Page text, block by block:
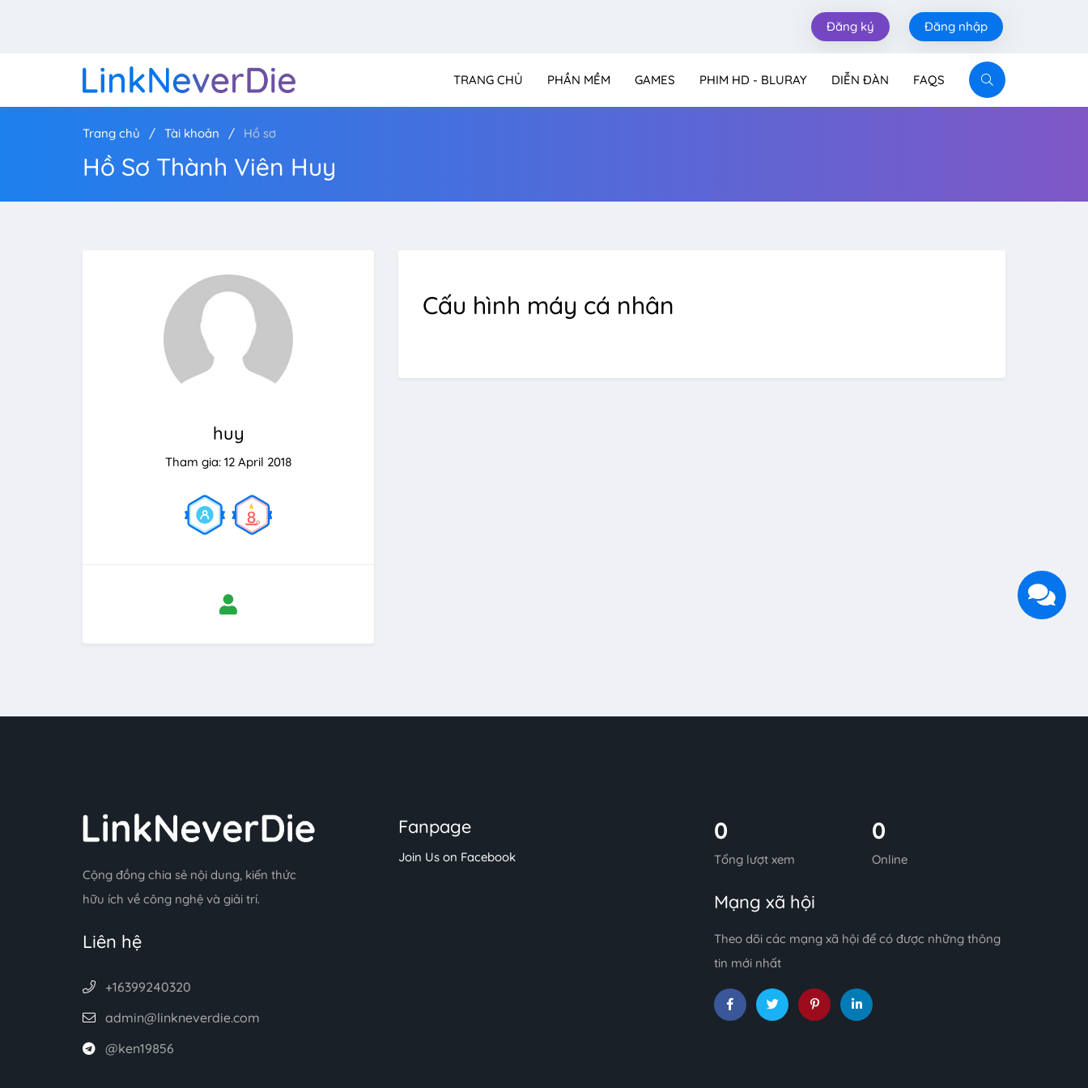
Đăng ký Đăng nhập
TRANG CHỦ PHẦN MỀM GAMES PHIM HD - BLURAY DIỄN ĐÀN FAQS
Trang chủ Tài khoản Hồ sơ
Hồ Sơ Thành Viên Huy
huy
Tham gia: 12 April 2018
Cấu hình máy cá nhân
Cộng đồng chia sẻ nội dung, kiến thức
hữu ích về công nghệ và giải trí.
Liên hệ
+16399240320
admin@linkneverdie.com
@ken19856
Fanpage
Join Us on Facebook
0
Tổng lượt xem
0
Online
Mạng xã hội
Theo dõi các mạng xã hội để có được những thông
tin mới nhất